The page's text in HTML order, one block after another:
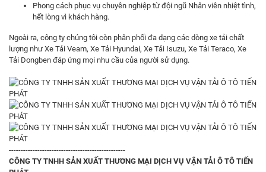
Phong cách phục vụ chuyên nghiệp từ đội ngũ Nhân viên nhiệt tình,
hết lòng vì khách hàng.
Ngoài ra, công ty chúng tôi còn phân phối đa dạng các dòng xe tải chất
lượng như Xe Tải Veam, Xe Tải Hyundai, Xe Tải Isuzu, Xe Tải Teraco, Xe
Tải Dongben đáp ứng mọi nhu cầu của người sử dụng.
-------------------------------------------------
CÔNG TY TNHH SẢN XUẤT THƯƠNG MẠI DỊCH VỤ VẬN TẢI Ô TÔ TIẾN